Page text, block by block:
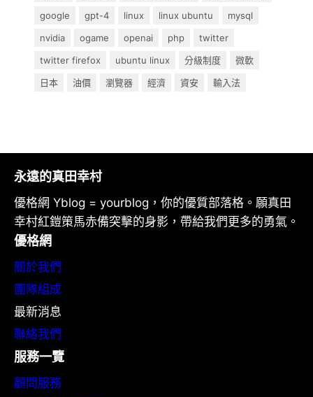
google
gpt-4 linux linux ubuntu
mysql
nvidia
ogame openai php
twitter
twitter firefox
ubuntu linux 分級制度
微軟
日本
油價 瀏覽器 經濟 資安 輸入法
永遠的真田幸村
優格網 Yblog = yourblog，你的優質部落格。願真田
幸村紅鎧策馬赤備突擊的身影，帶給我們更多的勇氣。
優格網
關於我們
團隊組成
最新消息
聯絡我們
服務一覽
顧問服務